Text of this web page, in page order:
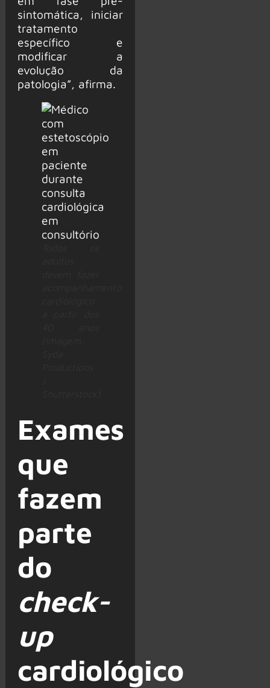
sintomática, iniciar
tratamento
específico e
modificar a
evolução da
patologia”, afirma.
Exames
que
fazem
parte
do
check-
up
cardiológico